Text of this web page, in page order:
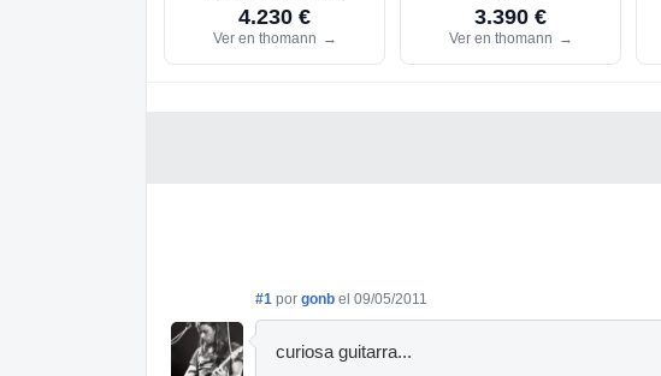
4.230 €
Ver en thomann →
3.390 €
Ver en thomann →
#1 por gonb el 09/05/2011
curiosa guitarra...